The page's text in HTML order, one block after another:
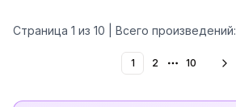
Страница 1 из 10 | Всего произведений:
1 2 More pages
10